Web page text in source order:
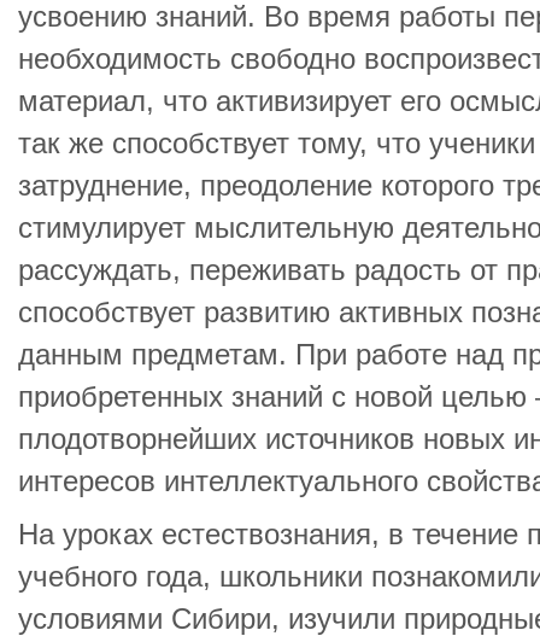
усвоению знаний. Во время работы
необходимость свободно
материал, что активизирует его
так же способствует тому, что
затруднение, преодоление которого
стимулирует мыслительную
рассуждать, переживать радость от
способствует развитию активных
данным предметам. При работе над
приобретенных знаний с новой целью
плодотворнейших источников новых
интересов интеллектуального
На уроках естествознания, в течение
учебного года, школьники
условиями Сибири, изучили